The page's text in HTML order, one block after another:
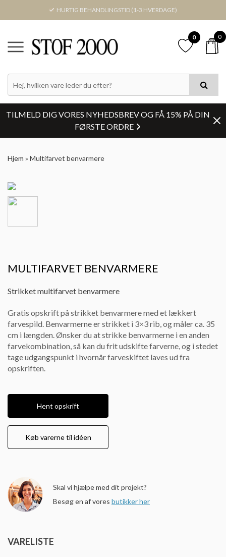
HURTIG BEHANDLINGSTID (1-3 HVERDAGE)
0 0
TILMELD DIG VORES NYHEDSBREV OG FÅ 15% PÅ DIN
FØRSTE ORDRE
Hjem » Multifarvet benvarmere
MULTIFARVET BENVARMERE
Strikket multifarvet benvarmere
Gratis opskrift på strikket benvarmere med et lækkert
farvespild. Benvarmerne er strikket i 3×3 rib, og måler ca. 35
cm i længden. Ønsker du at strikke benvarmerne i en anden
farvekombination, så kan du frit udskifte farverne, og i stedet
tage udgangspunkt i hvornår farveskiftet laves ud fra
opskriften.
Hent opskrift
Køb varerne til idéen
Skal vi hjælpe med dit projekt?
Besøg en af vores butikker her
VARELISTE